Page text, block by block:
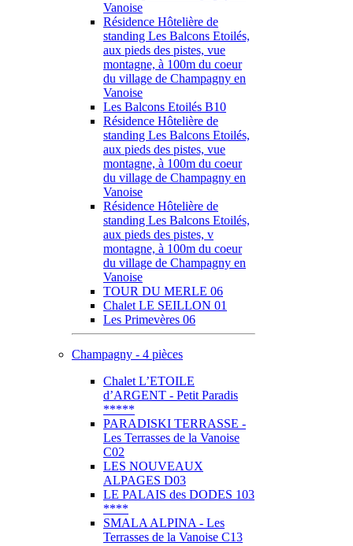
Vanoise
Résidence Hôtelière de
standing Les Balcons Etoilés,
aux pieds des pistes, vue
montagne, à 100m du coeur
du village de Champagny en
Vanoise
Les Balcons Etoilés B10
Résidence Hôtelière de
standing Les Balcons Etoilés,
aux pieds des pistes, vue
montagne, à 100m du coeur
du village de Champagny en
Vanoise
Résidence Hôtelière de
standing Les Balcons Etoilés,
aux pieds des pistes, v
montagne, à 100m du coeur
du village de Champagny en
Vanoise
TOUR DU MERLE 06
Chalet LE SEILLON 01
Les Primevères 06
Champagny - 4 pièces
Chalet L’ETOILE
d’ARGENT - Petit Paradis
*****
PARADISKI TERRASSE -
Les Terrasses de la Vanoise
C02
LES NOUVEAUX
ALPAGES D03
LE PALAIS des DODES 103
****
SMALA ALPINA - Les
Terrasses de la Vanoise C13